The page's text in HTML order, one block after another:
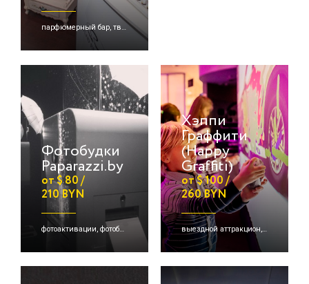
парфюмерный бар, творческая зона
Фотобудки
Paparazzi.by
от $ 80 /
210 BYN
фотоактивации, фотобудки, детские активации
Хэппи
Граффити
(Happy
Graffiti)
от $ 100 /
260 BYN
выездной аттракцион, творческая зона, фотоактивации и др.